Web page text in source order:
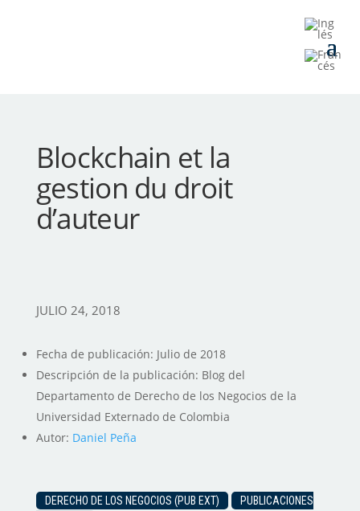
Blockchain et la
gestion du droit
d’auteur
JULIO 24, 2018
Fecha de publicación: Julio de 2018
Descripción de la publicación: Blog del
Departamento de Derecho de los Negocios de la
Universidad Externado de Colombia
Autor: Daniel Peña
DERECHO DE LOS NEGOCIOS (PUB EXT)
PUBLICACIONES